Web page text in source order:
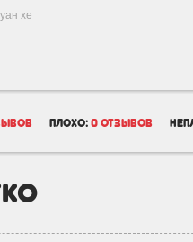
хе
плохо: 0 отзывов